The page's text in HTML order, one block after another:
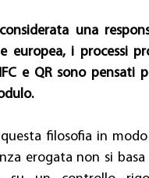
una
europea, i processi
e QR sono
filosofia in
erogata non si